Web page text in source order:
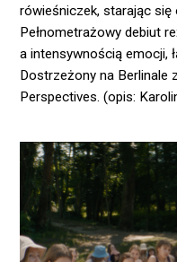
rówieśniczek, starając się
Pełnometrażowy debiut
a intensywnością emocji,
Dostrzeżony na Berlinale
Perspectives. (opis: